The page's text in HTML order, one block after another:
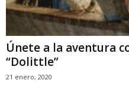
Únete a la aventura
“Dolittle”
21 enero, 2020